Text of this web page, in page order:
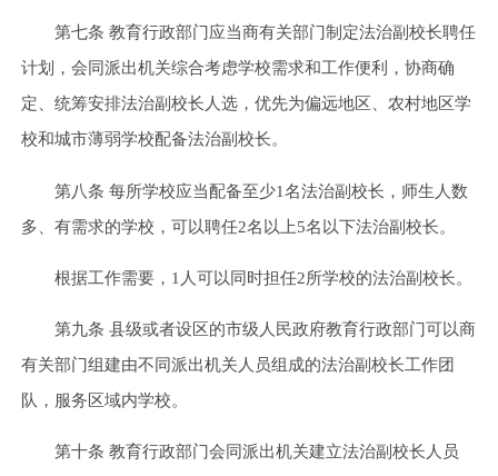
第七条 教育行政部门应当商有关部门制定法治副校长聘任
计划，会同派出机关综合考虑学校需求和工作便利，协商确
定、统筹安排法治副校长人选，优先为偏远地区、农村地区学
校和城市薄弱学校配备法治副校长。
第八条 每所学校应当配备至少1名法治副校长，师生人数
多、有需求的学校，可以聘任2名以上5名以下法治副校长。
根据工作需要，1人可以同时担任2所学校的法治副校长。
第九条 县级或者设区的市级人民政府教育行政部门可以商
有关部门组建由不同派出机关人员组成的法治副校长工作团
队，服务区域内学校。
第十条 教育行政部门会同派出机关建立法治副校长人员